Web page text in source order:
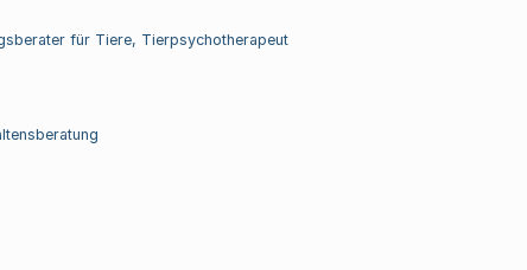
für Tiere, Tierpsychotherapeut